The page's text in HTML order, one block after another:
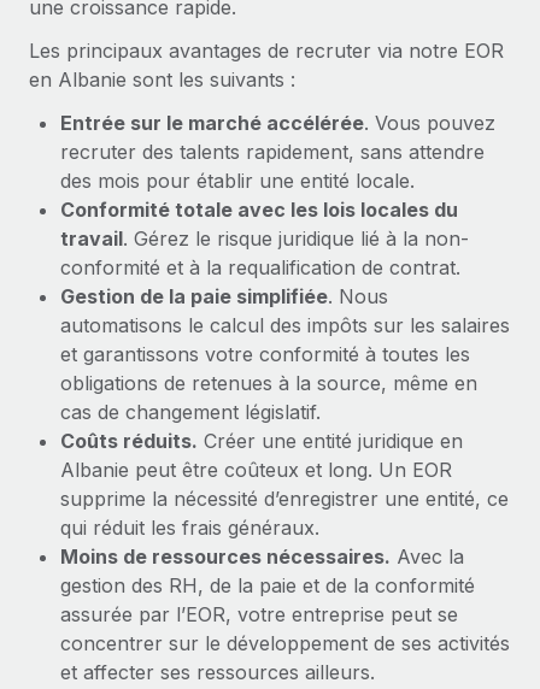
une croissance rapide.
Les principaux avantages de recruter via notre EOR
en Albanie sont les suivants :
Entrée sur le marché accélérée. Vous pouvez
recruter des talents rapidement, sans attendre
des mois pour établir une entité locale.
Conformité totale avec les lois locales du
travail. Gérez le risque juridique lié à la non-
conformité et à la requalification de contrat.
Gestion de la paie simplifiée. Nous
automatisons le calcul des impôts sur les salaires
et garantissons votre conformité à toutes les
obligations de retenues à la source, même en
cas de changement législatif.
Coûts réduits. Créer une entité juridique en
Albanie peut être coûteux et long. Un EOR
supprime la nécessité d’enregistrer une entité, ce
qui réduit les frais généraux.
Moins de ressources nécessaires. Avec la
gestion des RH, de la paie et de la conformité
assurée par l’EOR, votre entreprise peut se
concentrer sur le développement de ses activités
et affecter ses ressources ailleurs.